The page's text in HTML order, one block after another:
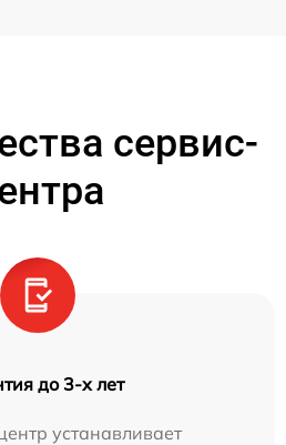
сервис-
до 3-х лет
устанавливает